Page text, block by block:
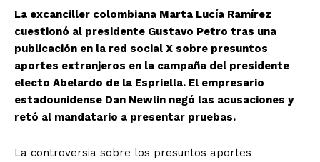
La excanciller colombiana Marta Lucía Ramírez
cuestionó al presidente Gustavo Petro tras una
publicación en la red social X sobre presuntos
aportes extranjeros en la campaña del presidente
electo Abelardo de la Espriella. El empresario
estadounidense Dan Newlin negó las acusaciones y
retó al mandatario a presentar pruebas.
La controversia sobre los presuntos aportes